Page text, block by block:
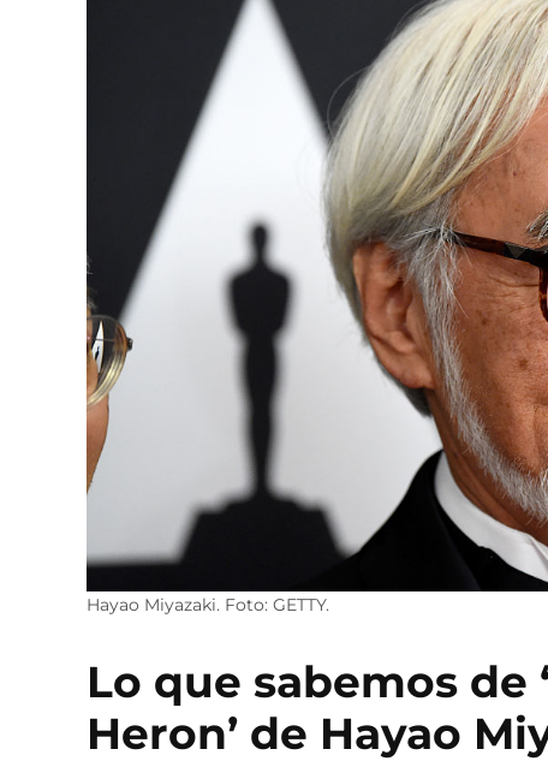
Hayao Miyazaki. Foto: GETTY.
Lo que sabemos de
Heron’ de Hayao